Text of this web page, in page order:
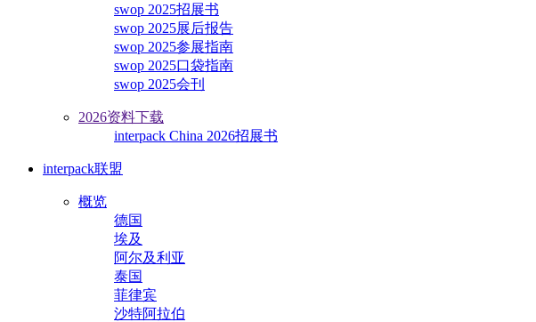
swop 2025招展书
swop 2025展后报告
swop 2025参展指南
swop 2025口袋指南
swop 2025会刊
2026资料下载
interpack China 2026招展书
interpack联盟
概览
德国
埃及
阿尔及利亚
泰国
菲律宾
沙特阿拉伯